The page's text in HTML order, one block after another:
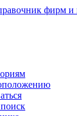
фирм и